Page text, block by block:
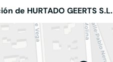
de HURTADO GEERTS S.L.